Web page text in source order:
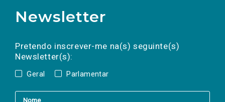
Newsletter
Pretendo inscrever-me na(s) seguinte(s)
Newsletter(s):
Geral Parlamentar
a(s) newsletter(s).
mail